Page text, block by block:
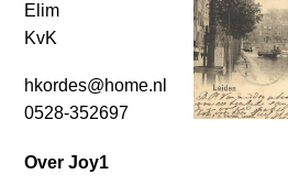
Elim
KvK
hkordes@home.nl
0528-352697
Over Joy1